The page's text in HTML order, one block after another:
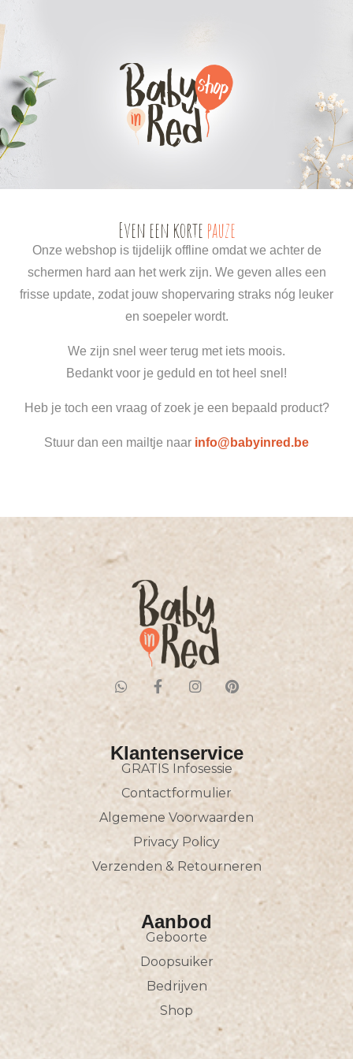
Even een korte pauze
Onze webshop is tijdelijk offline omdat we achter de
schermen hard aan het werk zijn. We geven alles een
frisse update, zodat jouw shopervaring straks nóg leuker
en soepeler wordt.
We zijn snel weer terug met iets moois.
Bedankt voor je geduld en tot heel snel!
Heb je toch een vraag of zoek je een bepaald product?
Stuur dan een mailtje naar info@babyinred.be
Klantenservice
GRATIS Infosessie
Contactformulier
Algemene Voorwaarden
Privacy Policy
Verzenden & Retourneren
Aanbod
Geboorte
Doopsuiker
Bedrijven
Shop